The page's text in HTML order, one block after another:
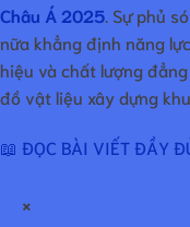
Châu Á 2025 . Sự phủ
nữa khẳng định năng
hiệu và chất lượng
đồ vật liệu xây dựng
📖 ĐỌC BÀI VIẾT ĐẦY
×